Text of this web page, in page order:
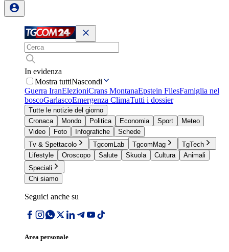
In evidenza
Mostra tuttiNascondi
Guerra IranElezioniCrans MontanaEpstein FilesFamiglia nel
boscoGarlascoEmergenza ClimaTutti i dossier
Tutte le notizie del giorno
Cronaca
Mondo Politica Economia Sport
Meteo
Video
Foto Infografiche
Schede
Tv & Spettacolo
TgcomLab TgcomMag
TgTech
Lifestyle
Oroscopo Salute Skuola Cultura
Animali
Speciali
Chi siamo
Seguici anche su
Area personale